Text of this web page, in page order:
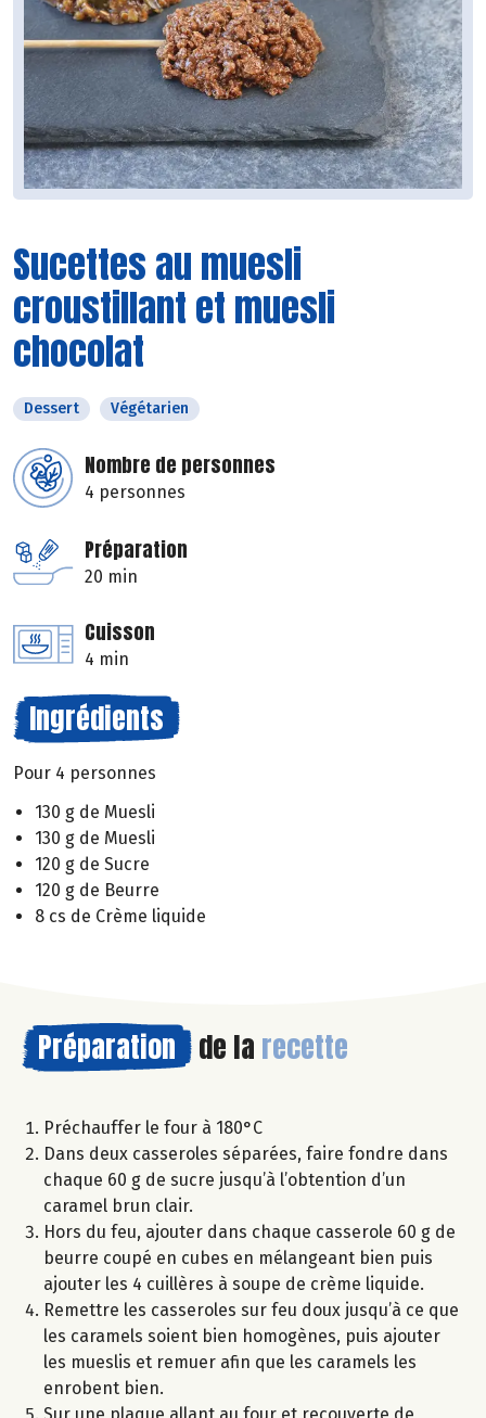
Sucettes au muesli
croustillant et muesli
chocolat
Dessert Végétarien
Nombre de personnes
4 personnes
Préparation
20 min
Cuisson
4 min
Ingrédients
Pour 4 personnes
130 g de Muesli
130 g de Muesli
120 g de Sucre
120 g de Beurre
8 cs de Crème liquide
Préparation de la recette
Préchauffer le four à 180°C
Dans deux casseroles séparées, faire fondre dans
chaque 60 g de sucre jusqu’à l’obtention d’un
caramel brun clair.
Hors du feu, ajouter dans chaque casserole 60 g de
beurre coupé en cubes en mélangeant bien puis
ajouter les 4 cuillères à soupe de crème liquide.
Remettre les casseroles sur feu doux jusqu’à ce que
les caramels soient bien homogènes, puis ajouter
les mueslis et remuer afin que les caramels les
enrobent bien.